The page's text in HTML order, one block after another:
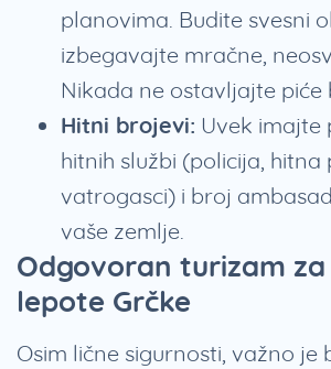
planovima. Budite svesni
izbegavajte mračne,
Nikada ne ostavljajte piće
Hitni brojevi: Uvek imajte
hitnih službi (policija, hitna
vatrogasci) i broj
vaše zemlje.
Odgovoran turizam
lepote Grčke
Osim lične sigurnosti, važno je